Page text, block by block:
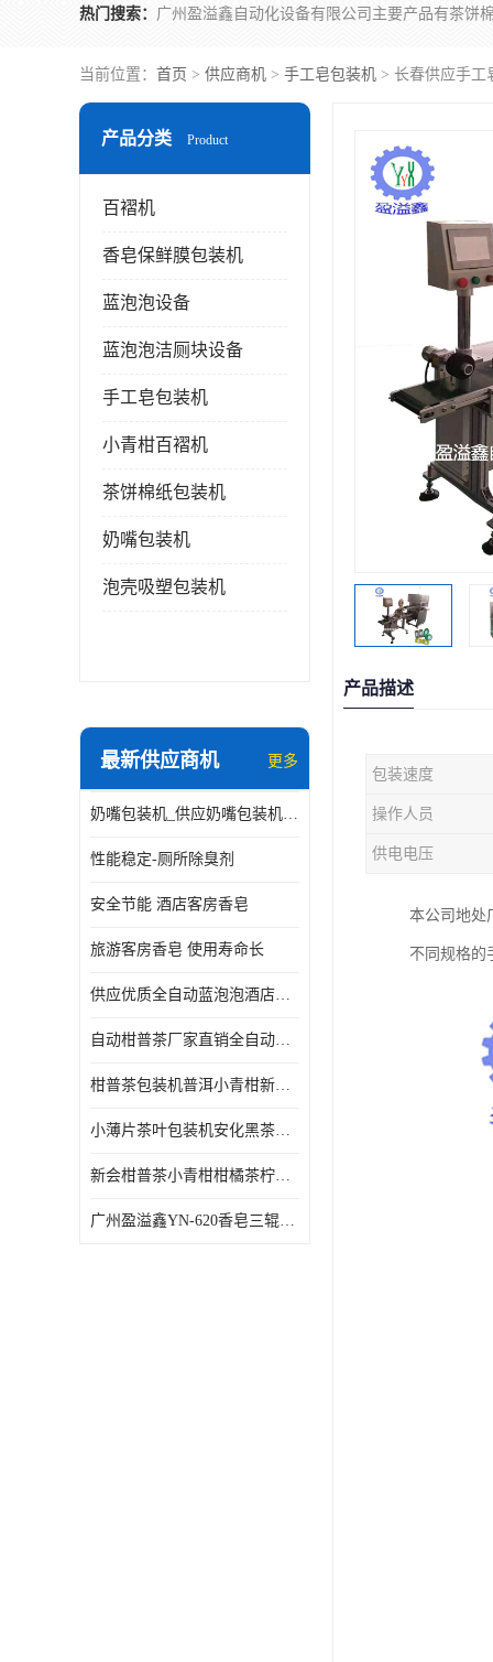
热门搜索：
当前位置： 首页 > 供应商机 > 手工皂包装机 > 长春供应手工
产品分类 Product
百褶机
香皂保鲜膜包装机
蓝泡泡设备
蓝泡泡洁厕块设备
手工皂包装机
小青柑百褶机
茶饼棉纸包装机
奶嘴包装机
泡壳吸塑包装机
最新供应商机 更多
奶嘴包装机_供应奶嘴包装机_奶嘴包装机厂家
性能稳定-厕所除臭剂
安全节能 酒店客房香皂
旅游客房香皂 使用寿命长
供应优质全自动蓝泡泡酒店香皂出条机
自动柑普茶厂家直销全自动新会小青柑柑普茶包装机
柑普茶包装机普洱小青柑新会甘普茶柠檬茶小沱茶小茶饼茶包
小薄片茶叶包装机安化黑茶小茶饼云南普洱茶生茶自动包装机
新会柑普茶小青柑柑橘茶柠檬茶小金柑自动包装机
广州盈溢鑫YN-620香皂三辊研磨机
产品描述
包装速度
操作人员
供电电压
本公司地处
不同规格的